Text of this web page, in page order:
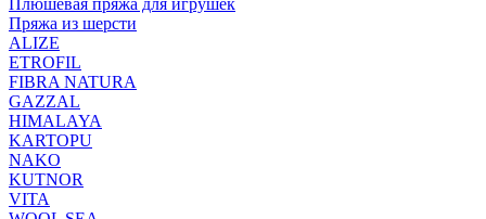
Плюшевая пряжа для игрушек
Пряжа из шерсти
ALIZE
ETROFIL
FIBRA NATURA
GAZZAL
HIMALAYA
KARTOPU
NAKO
KUTNOR
VITA